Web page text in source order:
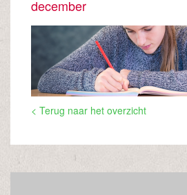
december
< Terug naar het overzicht